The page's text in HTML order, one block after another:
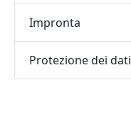
Impronta
Protezione dei dati